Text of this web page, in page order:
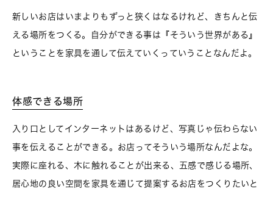
新しいお店はいまよりもずっと狭くはなるけれど、きちんと伝
える場所をつくる。自分ができる事は『そういう世界がある』
ということを家具を通して伝えていくっていうことなんだよ。
体感できる場所
入り口としてインターネットはあるけど、写真じゃ伝わらない
事を伝えることができる。お店ってそういう場所なんだよな。
実際に座れる、木に触れることが出来る、五感で感じる場所、
居心地の良い空間を家具を通じて提案するお店をつくりたいと